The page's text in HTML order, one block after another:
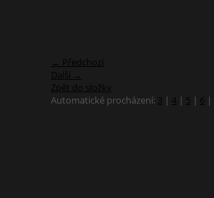
← Předchozí
Další →
Zpět do složky
Automatické procházení: 3 | 4 | 5 | 6 |